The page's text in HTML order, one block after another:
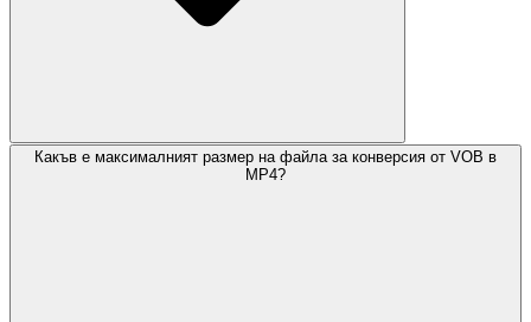
Какъв е максималният размер на файла за конверсия от VOB в
MP4?